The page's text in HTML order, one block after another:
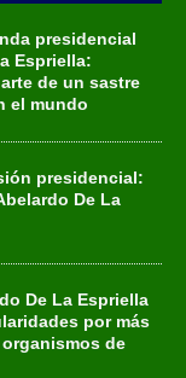
presidencial
Espriella:
de un sastre
el mundo
presidencial:
De La
De La Espriella
por más
de